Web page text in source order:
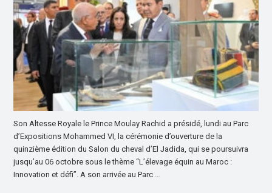
Son Altesse Royale le Prince Moulay Rachid a présidé, lundi au Parc
d’Expositions Mohammed VI, la cérémonie d’ouverture de la
quinzième édition du Salon du cheval d’El Jadida, qui se poursuivra
jusqu’au 06 octobre sous le thème “L’élevage équin au Maroc :
Innovation et défi”. A son arrivée au Parc …